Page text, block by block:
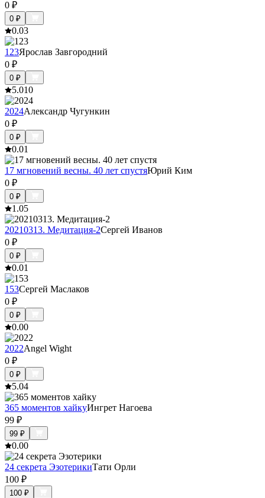
0 ₽
0 ₽
0.03
123Ярослав Завгородний
0 ₽
0 ₽
5.010
2024Александр Чугункин
0 ₽
0 ₽
0.01
17 мгновений весны. 40 лет спустяЮрий Ким
0 ₽
0 ₽
1.05
20210313. Медитация-2Сергей Иванов
0 ₽
0 ₽
0.01
153Сергей Маслаков
0 ₽
0 ₽
0.00
2022Angel Wight
0 ₽
0 ₽
5.04
365 моментов хайкуИнгрет Нагоева
99 ₽
99 ₽
0.00
24 секрета ЭзотерикиТати Орли
100 ₽
100 ₽